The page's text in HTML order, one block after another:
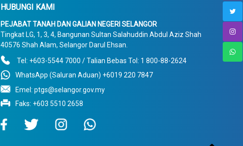
HUBUNGI KAMI
PEJABAT TANAH DAN GALIAN NEGERI SELANGOR
Tingkat LG, 1, 3, 4, Bangunan Sultan Salahuddin Abdul Aziz Shah
40576 Shah Alam, Selangor Darul Ehsan.
Tel: +603-5544 7000 / Talian Bebas Tol: 1 800-88-2624
WhatsApp (Saluran Aduan) +6019 220 7847
Emel: ptgs@selangor.gov.my
Faks: +603 5510 2658